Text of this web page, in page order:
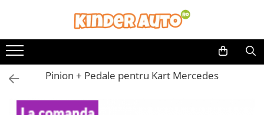
Toate Produsele
Produse in stoc
Masinute electrice
ATV & UTV Electrice
Pinion + Pedale pentru Kart Mercedes